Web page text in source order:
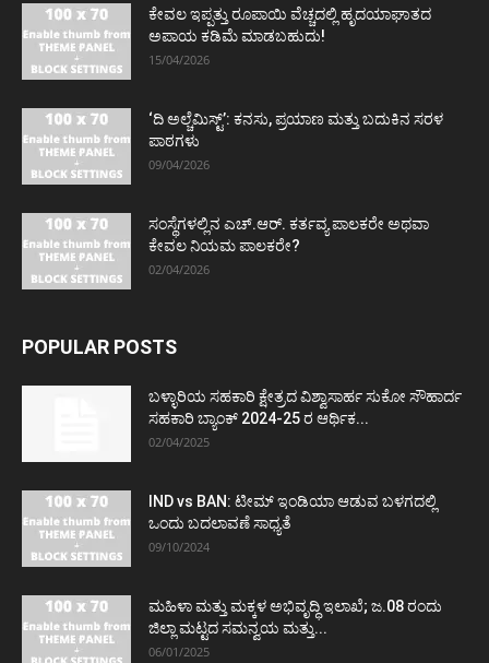
ಕೇವಲ ಇಪ್ಪತ್ತು ರೂಪಾಯಿ ವೆಚ್ಚದಲ್ಲಿ ಹೃದಯಾಘಾತದ
ಅಪಾಯ ಕಡಿಮೆ ಮಾಡಬಹುದು!
15/04/2026
‘ದಿ ಅಲ್ಚೆಮಿಸ್ಟ್’: ಕನಸು, ಪ್ರಯಾಣ ಮತ್ತು ಬದುಕಿನ ಸರಳ
ಪಾಠಗಳು
09/04/2026
ಸಂಸ್ಥೆಗಳಲ್ಲಿನ ಎಚ್.ಆರ್. ಕರ್ತವ್ಯ ಪಾಲಕರೇ ಅಥವಾ
ಕೇವಲ ನಿಯಮ ಪಾಲಕರೇ?
02/04/2026
POPULAR POSTS
ಬಳ್ಳಾರಿಯ ಸಹಕಾರಿ ಕ್ಷೇತ್ರದ ವಿಶ್ವಾಸಾರ್ಹ ಸುಕೋ ಸೌಹಾರ್ದ
ಸಹಕಾರಿ ಬ್ಯಾಂಕ್ 2024-25 ರ ಆರ್ಥಿಕ...
02/04/2025
IND vs BAN: ಟೀಮ್ ಇಂಡಿಯಾ ಆಡುವ ಬಳಗದಲ್ಲಿ
ಒಂದು ಬದಲಾವಣೆ ಸಾಧ್ಯತೆ
09/10/2024
ಮಹಿಳಾ ಮತ್ತು ಮಕ್ಕಳ ಅಭಿವೃದ್ಧಿ ಇಲಾಖೆ; ಜ.08 ರಂದು
ಜಿಲ್ಲಾ ಮಟ್ಟದ ಸಮನ್ವಯ ಮತ್ತು...
06/01/2025